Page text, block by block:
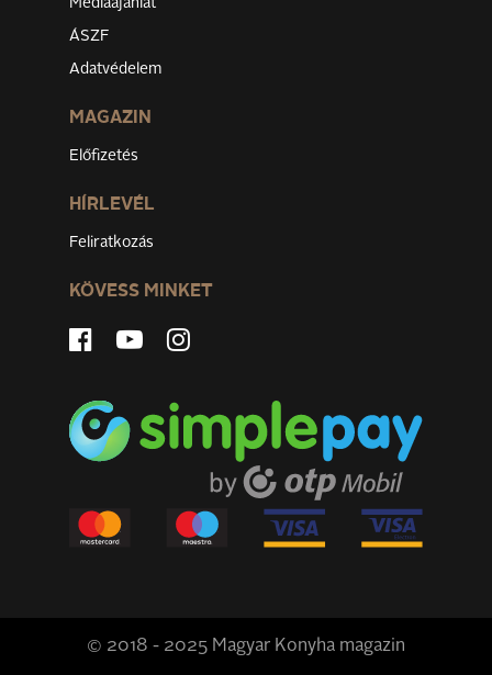
Médiaajánlat
ÁSZF
Adatvédelem
MAGAZIN
Előfizetés
HÍRLEVÉL
Feliratkozás
KÖVESS MINKET
© 2018 - 2025 Magyar Konyha magazin